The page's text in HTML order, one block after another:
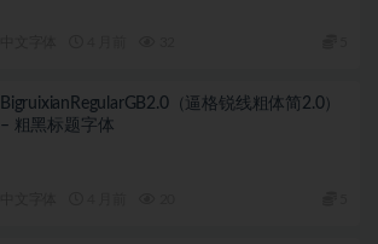
BigruixianRegularGB2.0（逼格锐线粗体简2.0）
– 粗黑标题字体